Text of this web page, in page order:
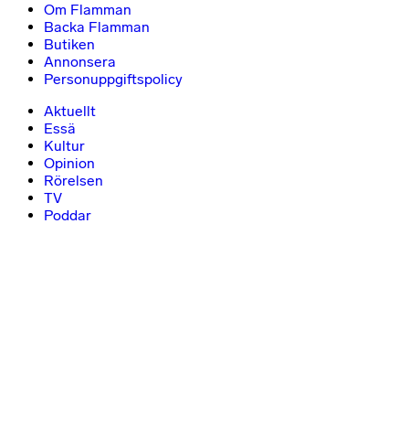
Om Flamman
Backa Flamman
Butiken
Annonsera
Personuppgiftspolicy
Aktuellt
Essä
Kultur
Opinion
Rörelsen
TV
Poddar